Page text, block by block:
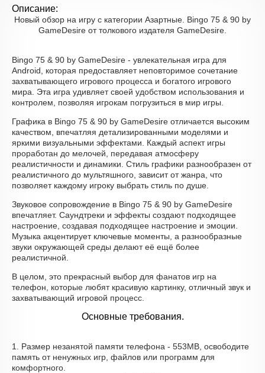
Описание:
Новый обзор на игру с категории Азартные. Bingo 75 & 90 by
GameDesire от толкового издателя GameDesire.
Bingo 75 & 90 by GameDesire - увлекательная игра для
Android, которая предоставляет неповторимое сочетание
захватывающего игрового процесса и богатого игрового
мира. Эта игра удивляет своей удобством использования и
контролем, позволяя игрокам погрузиться в мир игры.
Графика в Bingo 75 & 90 by GameDesire отличается высоким
качеством, впечатляя детализированными моделями и
яркими визуальными эффектами. Каждый аспект игры
проработан до мелочей, передавая атмосферу
реалистичности и динамики. Стиль графики разнообразен от
реалистичного до мультяшного, зависит от жанра, что
позволяет каждому игроку выбрать стиль по душе.
Звуковое сопровождение в Bingo 75 & 90 by GameDesire
впечатляет. Саундтреки и эффекты создают подходящее
настроение, создавая подходящее настроение и эмоции.
Музыка акцентирует ключевые моменты, а разнообразные
звуки окружающей среды делают её ещё более
реалистичной.
В целом, это прекрасный выбор для фанатов игр на
телефон, которые любят красивую картинку, отличный звук и
захватывающий игровой процесс.
Основные требования.
1. Размер незанятой памяти телефона - 553MB, освободите
память от ненужных игр, файлов или программ для
комфортного.